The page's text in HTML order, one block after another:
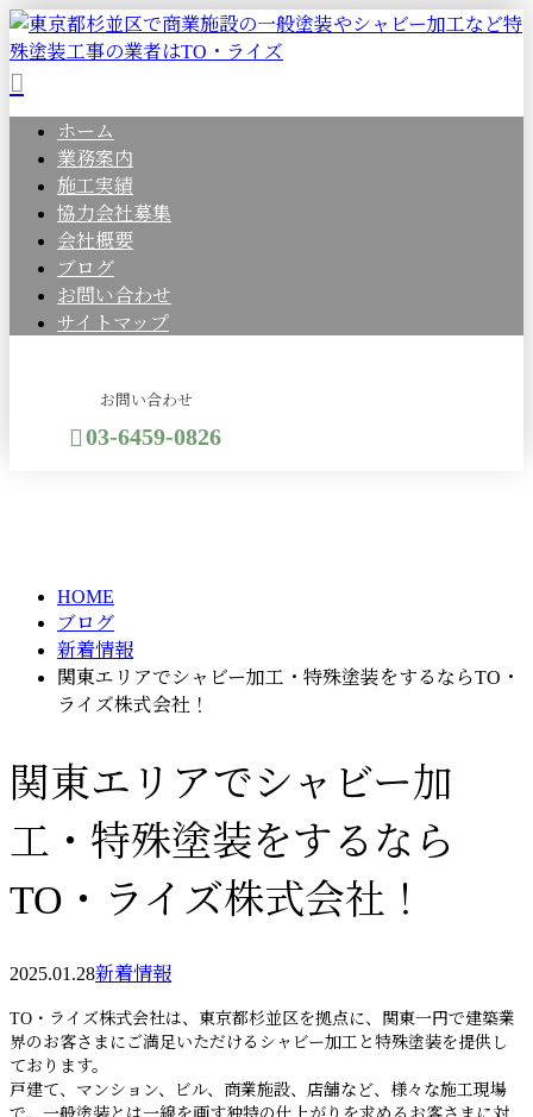
ホーム
業務案内
施工実績
協力会社募集
会社概要
ブログ
お問い合わせ
サイトマップ
お問い合わせ
03-6459-0826
HOME
ブログ
新着情報
関東エリアでシャビー加工・特殊塗装をするならTO・
ライズ株式会社！
関東エリアでシャビー加
工・特殊塗装をするなら
TO・ライズ株式会社！
2025.01.28新着情報
TO・ライズ株式会社は、東京都杉並区を拠点に、関東一円で建築業
界のお客さまにご満足いただけるシャビー加工と特殊塗装を提供し
ております。
戸建て、マンション、ビル、商業施設、店舗など、様々な施工現場